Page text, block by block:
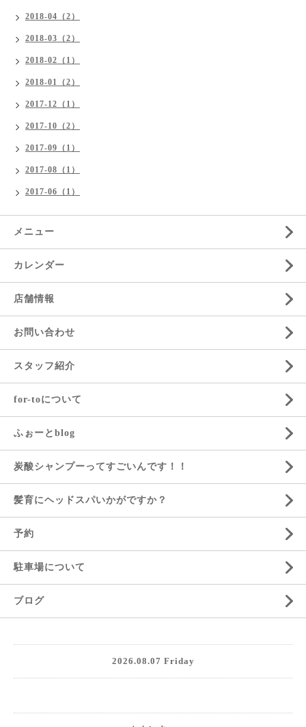
2018-04（2）
2018-03（2）
2018-02（1）
2018-01（2）
2017-12（1）
2017-10（2）
2017-09（1）
2017-08（1）
2017-06（1）
メニュー
カレンダー
店舗情報
お問い合わせ
スタッフ紹介
for-toについて
ふぉーとblog
炭酸シャンプーってすごいんです！！
髪育にヘッドスパいかがですか？
予約
駐車場について
ブログ
2026.08.07 Friday